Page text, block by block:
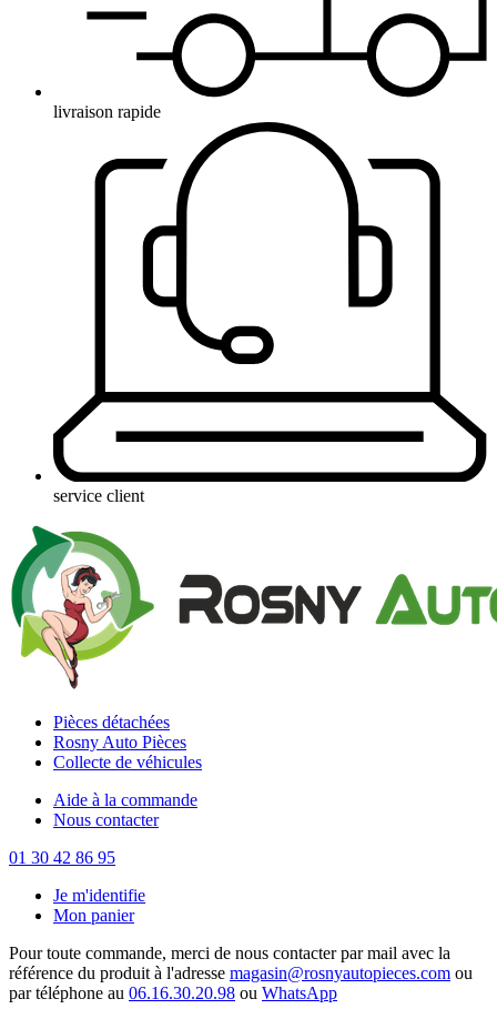
livraison rapide
service client
Pièces détachées
Rosny Auto Pièces
Collecte de véhicules
Aide à la commande
Nous contacter
01 30 42 86 95
Je m'identifie
Mon panier
Pour toute commande, merci de nous contacter par mail avec la
référence du produit à l'adresse magasin@rosnyautopieces.com ou
par téléphone au 06.16.30.20.98 ou WhatsApp